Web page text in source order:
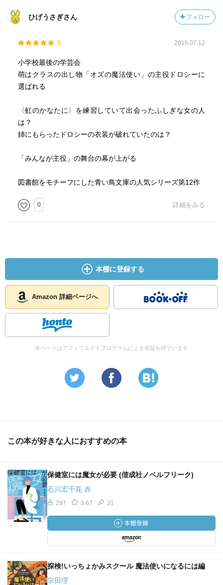
ひげうさぎさん フォロー
5 2016.07.12
小学校最後の学芸会
萌はクラスの出し物「オズの魔法使い」の主役ドロシーに
選ばれる
〈虹のかなたに〉を練習していて出会ったふしぎな女の人
は？
姉にもらったドロシーの衣装が破れていたのは？
「みんなが主役」の舞台の幕が上がる
図書館をモチーフにした青い鳥文庫の人気シリーズ第12作
0 詳細をみる
本棚に登録する
Amazon 詳細ページへ
本ページはアフィリエイトプログラムによる収益を得ています
この本が好きな人におすすめの本
保健室には魔女が必要 (偕成社ノベルフリーク)
石川宏千花 赤
297 3.67 31
探検!いっちょかみスクール 魔法使いになるには編
宗田理